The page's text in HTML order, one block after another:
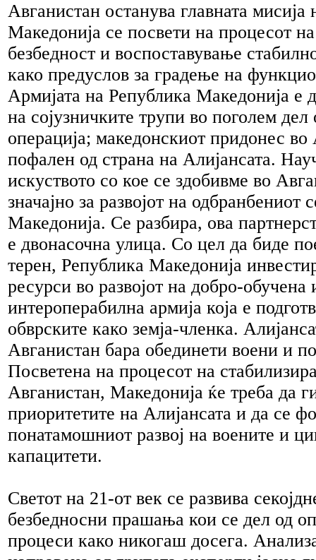
Авганистан останува главната мисија
Македонија се посвети на процесот
безбедност и воспоставување
како предуслов за градење на
Армијата на Република Македонија е
на сојузничките трупи во поголем дел
операција; македонскиот придонес во
пофален од страна на Алијансата.
искуството со кое се здобивме во
значајно за развојот на одбранбениот
Македонија. Се разбира, ова
е двонасочна улица. Со цел да биде
терен, Република Македонија
ресурси во развојот на добро-
интероперабилна армија која е
обврските како земја-членка.
Авганистан бара обединети воени и
Посветена на процесот на
Авганистан, Македонија ќе треба да
приоритетите на Алијансата и да се
понатамошниот развој на воените и
капацитети.
Светот на 21-от век се развива
безбедносни прашања кои се дел од
процеси како никогаш досега.